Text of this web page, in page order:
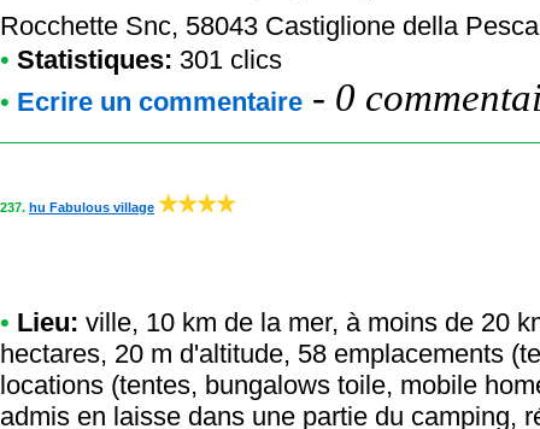
Rocchette Snc, 58043 Castiglione della
• Statistiques: 301 clics
• Ecrire un commentaire - 0
237. hu Fabulous village
• Lieu: ville, 10 km de la mer, à moins de 20
hectares, 20 m d'altitude, 58 emplacements
locations (tentes, bungalows toile, mobile
admis en laisse dans une partie du camping,